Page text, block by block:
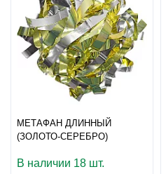
МЕТАФАН ДЛИННЫЙ
(ЗОЛОТО-СЕРЕБРО)
В наличии 18 шт.